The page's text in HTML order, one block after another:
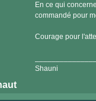
En ce qui
commandé pour
Courage pour
Shauni